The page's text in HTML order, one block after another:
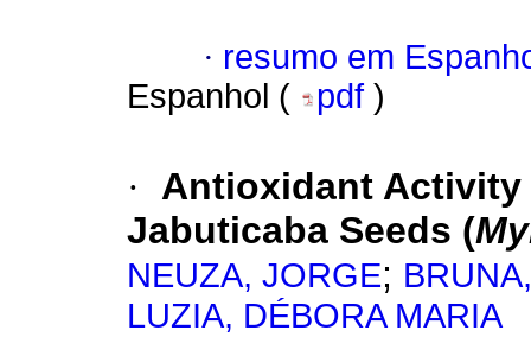
· resumo em
Espanhol (
pdf )
·
Antioxidant
Jabuticaba Seeds (
NEUZA, JORGE;
LUZIA, DÉBORA MARIA